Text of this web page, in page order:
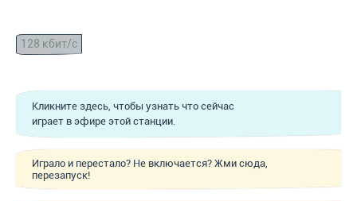
128 кбит/с
Кликните здесь, чтобы узнать что сейчас
играет в эфире этой станции.
Играло и перестало? Не включается? Жми сюда,
перезапуск!